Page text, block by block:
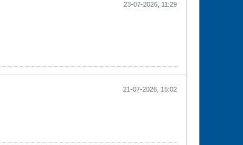
23-07-2026, 11:29
21-07-2026, 15:02